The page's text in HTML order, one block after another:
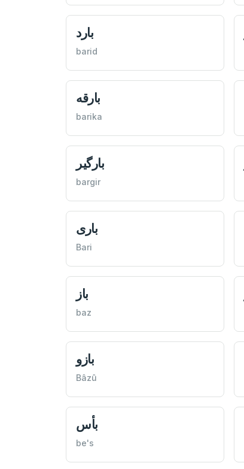
بارد
barid
بارقه
barika
بارگیر
bargir
باری
Bari
باز
baz
بازو
Bâzû
بأس
be's